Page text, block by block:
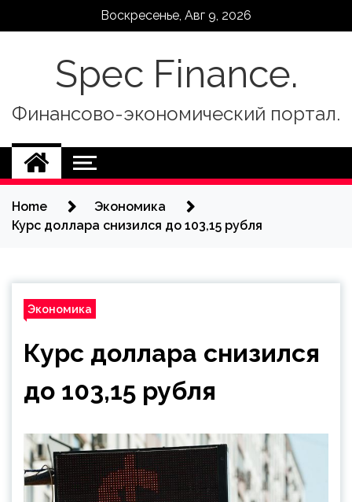
Воскресенье, Авг 9, 2026
Spec Finance.
Финансово-экономический портал.
Home
Экономика
Курс доллара снизился до 103,15 рубля
Экономика
Курс доллара снизился
до 103,15 рубля